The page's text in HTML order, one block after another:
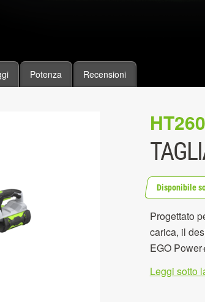
Potenza Recensioni
Disponibile
Progettato
carica, il
EGO
Leggi sotto